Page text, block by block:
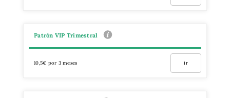
Patrón VIP Trimestral
10,5€ por 3 meses Ir